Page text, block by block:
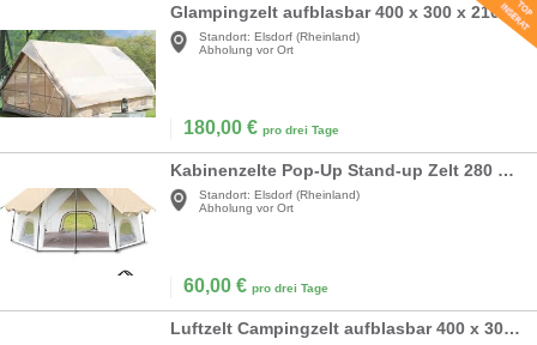
Glampingzelt aufblasbar 400 x 300 x 210 cm aufblasbares Campingzelt für 4–8 Personen großes Zelt
Standort: Elsdorf (Rheinland)
Abholung vor Ort
180,00 € pro drei Tage
Kabinenzelte Pop-Up Stand-up Zelt 280 x 280 x 155 cm Camping Zelte Familien-Kabinenzelt mit Markise
Standort: Elsdorf (Rheinland)
Abholung vor Ort
60,00 € pro drei Tage
Luftzelt Campingzelt aufblasbar 400 x 300 x 200 Kaminöffnung & Dachfenster aufblasbares Zelt 4-10 P